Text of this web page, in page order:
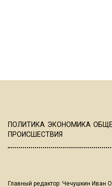
ПОЛИТИКА ЭКОНОМИКА
ПРОИСШЕСТВИЯ
Главный редактор: Чечушкин Иван